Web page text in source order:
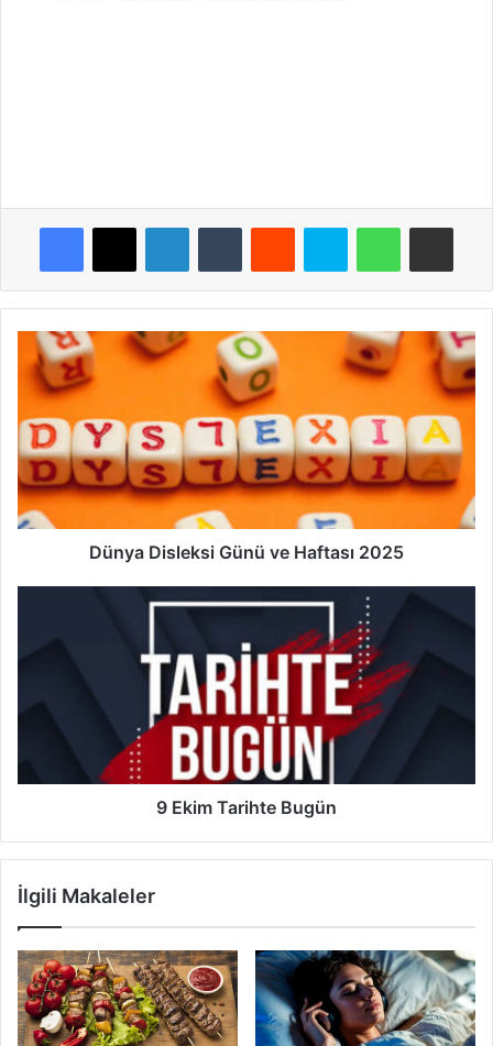
Facebook
X LinkedInTumblr Reddit Skype WhatsAppE-Posta ile
Dünya
Disleksi
Günü
Haftası
2025
Dünya Disleksi Günü ve Haftası 2025
Tarihte
9 Ekim Tarihte Bugün
İlgili Makaleler